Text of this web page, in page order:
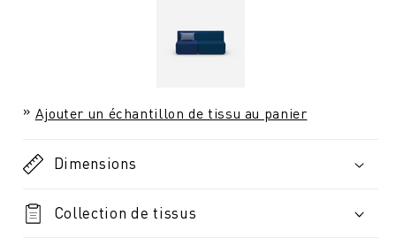
Ajouter un échantillon de tissu au panier
Dimensions
Collection de tissus